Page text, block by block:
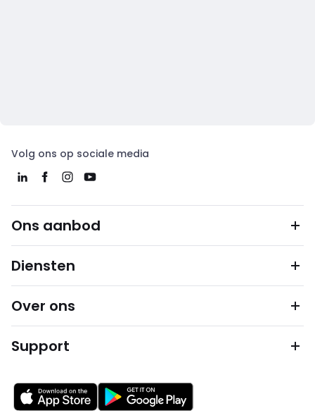
Volg ons op sociale media
Ons aanbod
Diensten
Over ons
Support